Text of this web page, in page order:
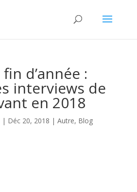
d’année :
interviews de
en 2018
| Déc 20, 2018 | Autre, Blog